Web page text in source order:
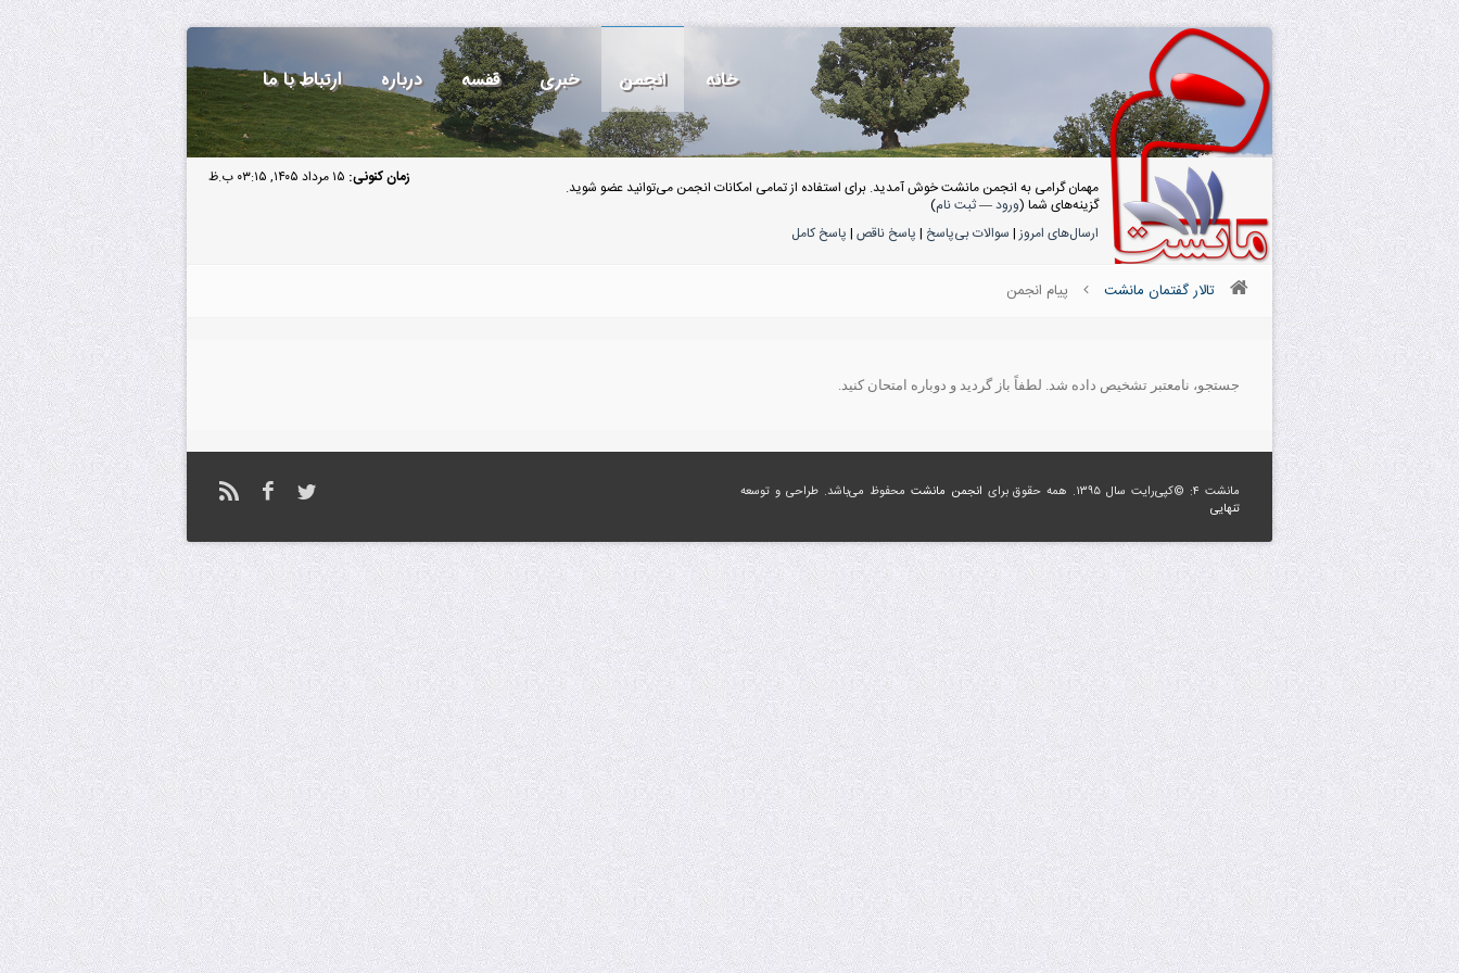
خانه انجمن خبری قفسه درباره ارتباط با ما
زمان کنونی: ۱۵ مرداد ۱۴۰۵, ۰۳:۱۵ ب.ظ
مهمان گرامی به انجمن مانشت خوش آمدید. برای استفاده از تمامی امکانات انجمن می‌توانید عضو شوید.
گزینه‌های شما (ورود—ثبت نام)
ارسال‌های امروز| سوالات بی‌پاسخ | پاسخ ناقص | پاسخ کامل
تالار گفتمان مانشت پیام انجمن
جستجو، نامعتبر تشخیص داده شد. لطفاً باز گردید و دوباره امتحان کنید.
مانشت ۴: ©کپی‌رایت سال ۱۳۹۵. همه حقوق برای انجمن مانشت محفوظ می‌باشد. طراحی و توسعه
تنهایی